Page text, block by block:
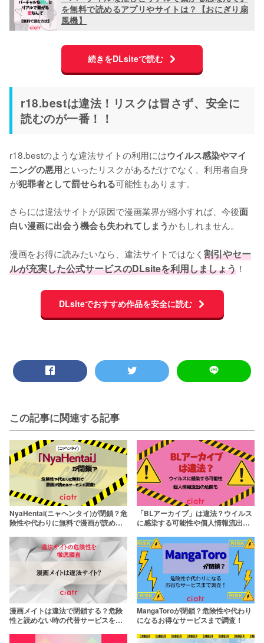
を無料で読めるアプリやサイトは？【おにぎり扇
風機】
続きをDLsiteで読む
r18.bestは違法！リスクは冒さず、安全に
読むのが一番！！
r18.bestのような違法サイトの利用にはウイルス感染やマイ
ニングの悪用といったリスクがあるだけでなく、利用者自身
が犯罪者として罰せられる可能性もあります。
さらには違法サイトが原因で漫画業界が縮小すれば、今後面
白い漫画に出会う機会も失われてしまうかもしれません。
漫画をお得に読みたいなら、違法サイトではなく 割引やセー
ルが充実した公式サービスのDLsiteを利用しましょう ！
DLsiteでおすすめ作品を安全に読む
この記事に関連する記事
NyaHentai(ニャヘンタイ)が閉鎖？危
険性や代わりに無料で漫画が読める
「BLアーカイブ」は違法？ウイルス
に感染する可能性や個人情報流出の
漫画メイトは違法で閉鎖する？危険
性と読めない時の代替サービスを調
MangaToroが閉鎖？危険性や代わり
になるお得なサービスまで調査！